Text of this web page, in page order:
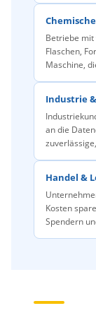
Betriebe
Flaschen,
Maschine,
Industrie
an die
Handel &
Kosten
Spendern